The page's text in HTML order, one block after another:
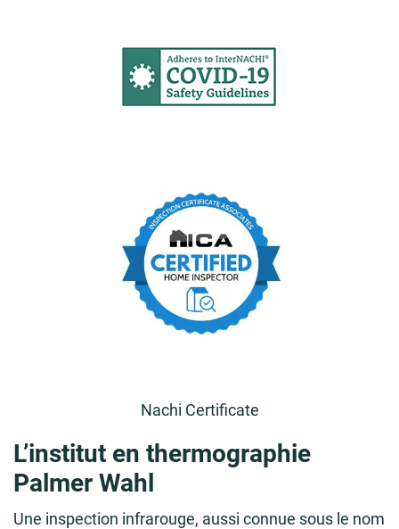
Nachi Certificate
L’institut en thermographie
Palmer Wahl
Une inspection infrarouge, aussi connue sous le nom